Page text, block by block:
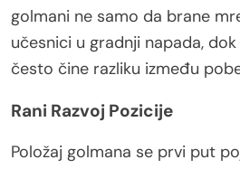
golmani ne samo da brane
učesnici u gradnji napada,
često čine razliku između
Rani Razvoj Pozicije
Položaj golmana se prvi put